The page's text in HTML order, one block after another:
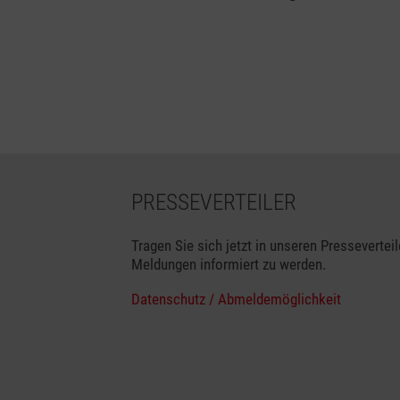
PRESSEVERTEILER
Tragen Sie sich jetzt in unseren
Meldungen informiert zu werden.
Datenschutz / Abmeldemöglichkeit